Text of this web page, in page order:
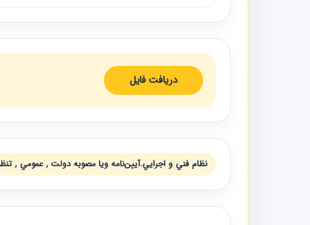
دریافت فایل
نظام فني و اجرايي.آيين‌نامه ويا مصوبه دولت , عمومي ,